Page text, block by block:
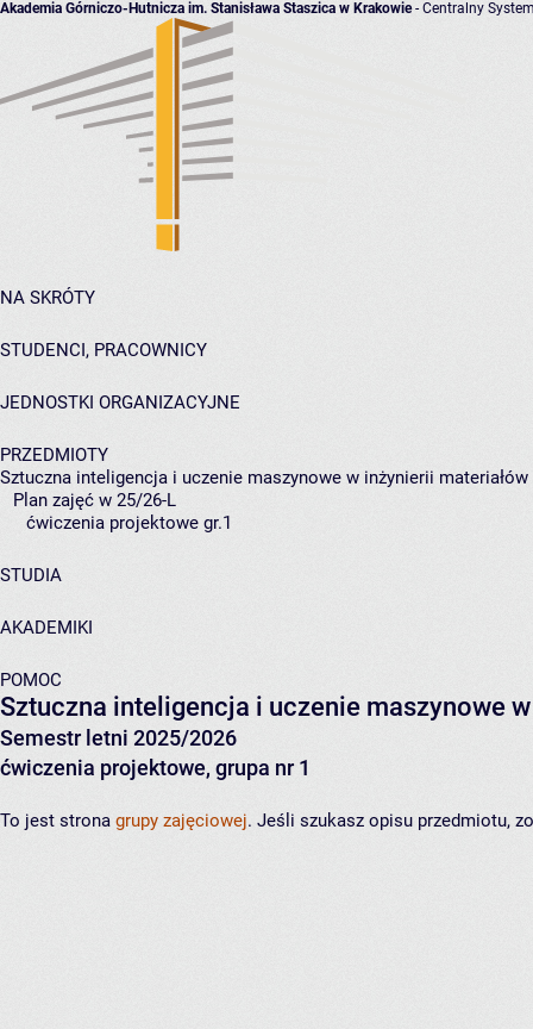
Akademia Górniczo-Hutnicza im. Stanisława Staszica w Krakowie- Centralny
NA SKRÓTY
STUDENCI, PRACOWNICY
JEDNOSTKI ORGANIZACYJNE
PRZEDMIOTY
Sztuczna inteligencja i uczenie maszynowe w inżynierii materiałów
Plan zajęć w 25/26-L
ćwiczenia projektowe gr.1
STUDIA
AKADEMIKI
POMOC
Sztuczna inteligencja i uczenie maszynowe
Semestr letni 2025/2026
ćwiczenia projektowe, grupa nr 1
To jest strona grupy zajęciowej. Jeśli szukasz opisu przedmiotu,